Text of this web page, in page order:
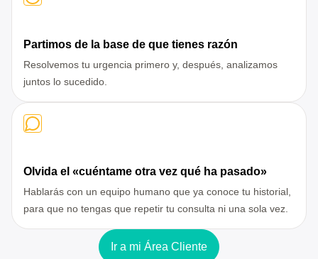
Partimos de la base de que tienes razón
Resolvemos tu urgencia primero y, después, analizamos
juntos lo sucedido.
Olvida el «cuéntame otra vez qué ha pasado»
Hablarás con un equipo humano que ya conoce tu historial,
para que no tengas que repetir tu consulta ni una sola vez.
Ir a mi Área Cliente